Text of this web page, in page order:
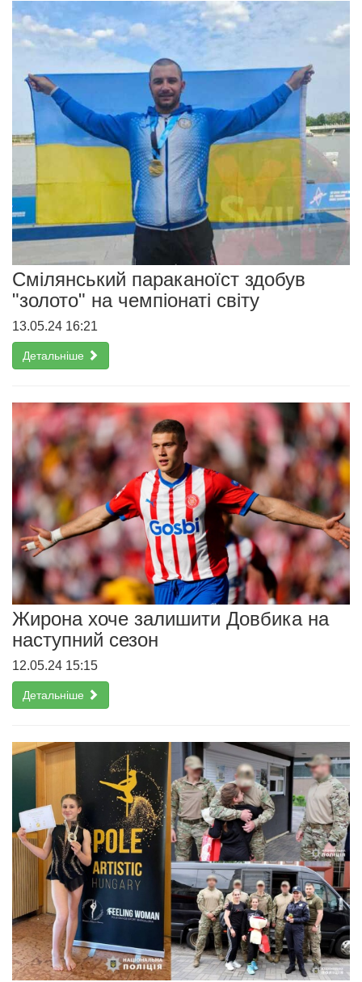
Смілянський параканоїст здобув
"золото" на чемпіонаті світу
13.05.24 16:21
Детальніше
Жирона хоче залишити Довбика на
наступний сезон
12.05.24 15:15
Детальніше